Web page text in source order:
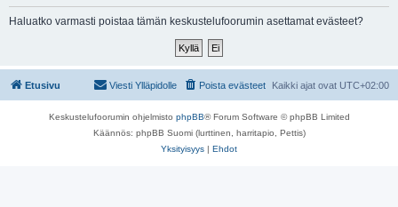
Haluatko varmasti poistaa tämän keskustelufoorumin asettamat evästeet?
Etusivu Kaikki ajat ovat UTC+02:00
Poista evästeet
Viesti Ylläpidolle
Keskustelufoorumin ohjelmisto phpBB® Forum Software © phpBB Limited
Käännös: phpBB Suomi (lurttinen, harritapio, Pettis)
Yksityisyys | Ehdot